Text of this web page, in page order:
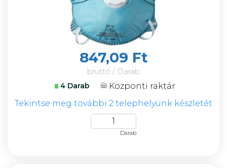
847,09 Ft
bruttó / Darab
4 Darab
Központi raktár
Tekintse meg további 2 telephelyünk készletét
Darab